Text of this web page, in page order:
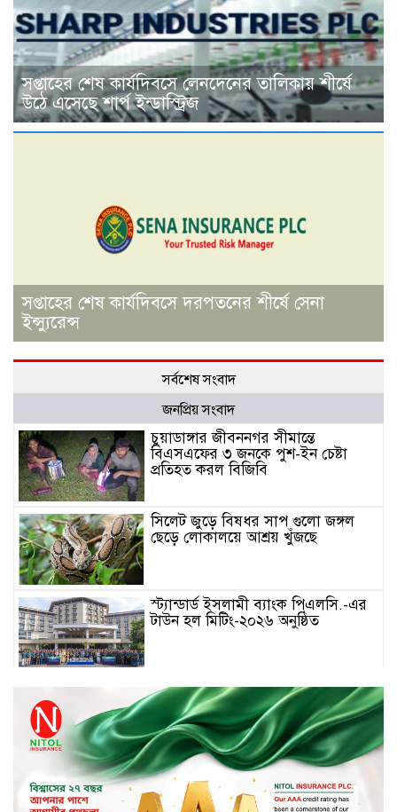
সপ্তাহের শেষ কার্যদিবসে লেনদেনের তালিকায় শীর্ষে
উঠে এসেছে শার্প ইন্ডাস্ট্রিজ
সপ্তাহের শেষ কার্যদিবসে দরপতনের শীর্ষে সেনা
ইন্স্যুরেন্স
সর্বশেষ সংবাদ
জনপ্রিয় সংবাদ
চুয়াডাঙ্গার জীবননগর সীমান্তে
বিএসএফের ৩ জনকে পুশ-ইন চেষ্টা
প্রতিহত করল বিজিবি
সিলেট জুড়ে বিষধর সাপ গুলো জঙ্গল
ছেড়ে লোকালয়ে আশ্রয় খুঁজছে
স্ট্যান্ডার্ড ইসলামী ব্যাংক পিএলসি.-এর
টাউন হল মিটিং-২০২৬ অনুষ্ঠিত
বিদায়ী সপ্তাহে দর পতনের শীর্ষে এস
আলম কোল্ড রোল্ড
বিদায়ী সপ্তাহে দর বৃদ্ধির শীর্ষে ফারইস্ট
ফাইন্যান্স